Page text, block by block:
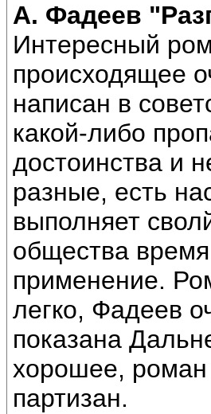
А. Фадеев
Интересный
происходящее
написан в
какой-либо
достоинства и
разные, есть
выполняет
общества
применение.
легко, Фадеев
показана
хорошее, роман
партизан.